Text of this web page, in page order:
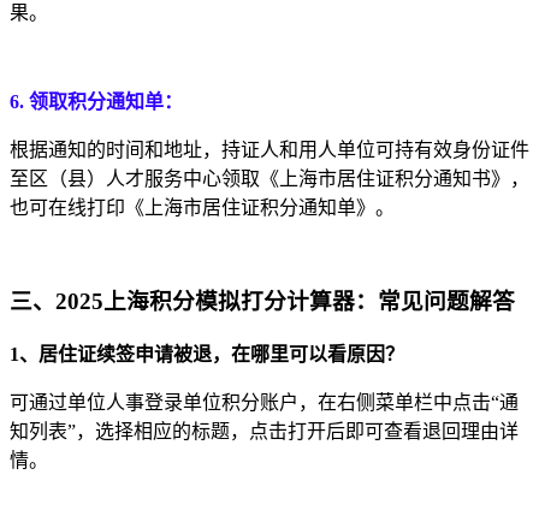
果。
6. 领取积分通知单：
根据通知的时间和地址，持证人和用人单位可持有效身份证件
至区（县）人才服务中心领取《上海市居住证积分通知书》，
也可在线打印《上海市居住证积分通知单》。
三、2025上海积分模拟打分计算器：常见问题解答
1、居住证续签申请被退，在哪里可以看原因？
可通过单位人事登录单位积分账户，在右侧菜单栏中点击“通
知列表”，选择相应的标题，点击打开后即可查看退回理由详
情。